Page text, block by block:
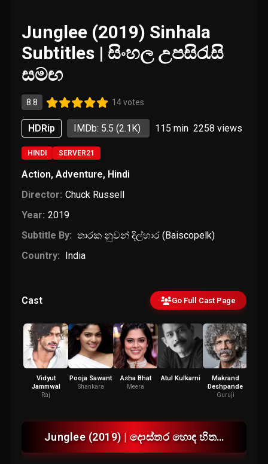
Junglee (2019) Sinhala
Subtitles | සිංහල උපසිරැසි
සමඟ
8.8 14 votes
HDRip IMDb: 5.5 (2.1K) 115 min 2258 views
HINDI SERVER21
Action,Adventure, Hindi
Director: Chuck Russell
Year: 2019
Subtitle By: තා‍ර‍ක ‍නු‍වන්‍ ‍දිල්‍‍හා‍ර (Baiscopelk)
Country:
India
Cast Go Full Cast Page
Vidyut
Jammwal
Raj
Pooja Sawant
Shankara
Asha Bhat
Meera
Atul Kulkarni
Makrand
Deshpande
Guruji
Junglee (2019) | දොස්තර හොඳ හිත…